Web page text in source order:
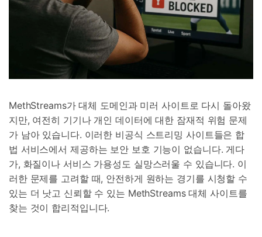
MethStreams가 대체 도메인과 미러 사이트로 다시 돌아왔
지만, 여전히 기기나 개인 데이터에 대한 잠재적 위험 문제
가 남아 있습니다. 이러한 비공식 스트리밍 사이트들은 합
법 서비스에서 제공하는 보안 보호 기능이 없습니다. 게다
가, 화질이나 서비스 가용성도 실망스러울 수 있습니다. 이
러한 문제를 고려할 때, 안전하게 원하는 경기를 시청할 수
있는 더 낫고 신뢰할 수 있는 MethStreams 대체 사이트를
찾는 것이 합리적입니다.